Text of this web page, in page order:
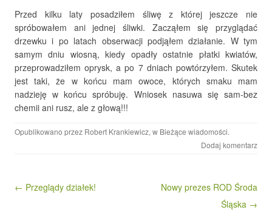
Przed kilku laty posadziłem śliwę z której jeszcze nie
spróbowałem ani jednej śliwki. Zacząłem się przyglądać
drzewku i po latach obserwacji podjąłem działanie. W tym
samym dniu wiosną, kiedy opadły ostatnie płatki kwiatów,
przeprowadziłem oprysk, a po 7 dniach powtórzyłem. Skutek
jest taki, że w końcu mam owoce, których smaku mam
nadzieję w końcu spróbuję. Wniosek nasuwa się sam-bez
chemii ani rusz, ale z głową!!!
Opublikowano przez Robert Krankiewicz, w Bieżące wiadomości.
Dodaj komentarz
Nawigacja wpisu
← Przeglądy działek!
Nowy prezes ROD Środa
Śląska →